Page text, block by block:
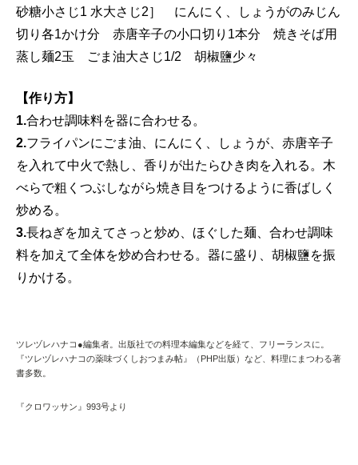
砂糖小さじ1 水大さじ2］ にんにく、しょうがのみじん
切り各1かけ分 赤唐辛子の小口切り1本分 焼きそば用
蒸し麺2玉 ごま油大さじ1/2 胡椒鹽少々
【作り方】
1.合わせ調味料を器に合わせる。
2.フライパンにごま油、にんにく、しょうが、赤唐辛子
を入れて中火で熱し、香りが出たらひき肉を入れる。木
べらで粗くつぶしながら焼き目をつけるように香ばしく
炒める。
3.長ねぎを加えてさっと炒め、ほぐした麺、合わせ調味
料を加えて全体を炒め合わせる。器に盛り、胡椒鹽を振
りかける。
ツレヅレハナコ●編集者。出版社での料理本編集などを経て、フリーランスに。
『ツレヅレハナコの薬味づくしおつまみ帖』（PHP出版）など、料理にまつわる著
書多数。
『クロワッサン』993号より